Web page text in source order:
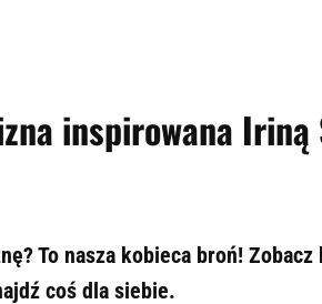
inspirowana Iriną
To nasza kobieca broń!
coś dla siebie.